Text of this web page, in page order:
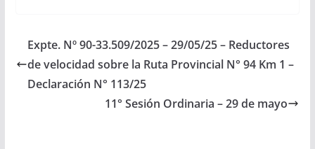
en el empalme con…
Expte. Nº 90-33.509/2025 – 29/05/25 – Reductores
de velocidad sobre la Ruta Provincial N° 94 Km 1 –
Declaración N° 113/25
11° Sesión Ordinaria – 29 de mayo